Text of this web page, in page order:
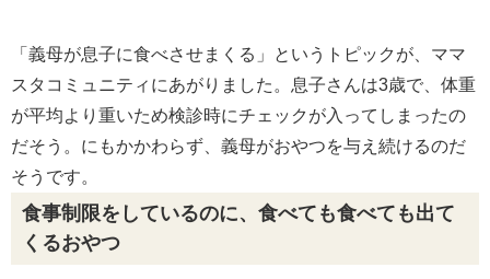
「義母が息子に食べさせまくる」というトピックが、ママ
スタコミュニティにあがりました。息子さんは3歳で、体重
が平均より重いため検診時にチェックが入ってしまったの
だそう。にもかかわらず、義母がおやつを与え続けるのだ
そうです。
食事制限をしているのに、食べても食べても出て
くるおやつ